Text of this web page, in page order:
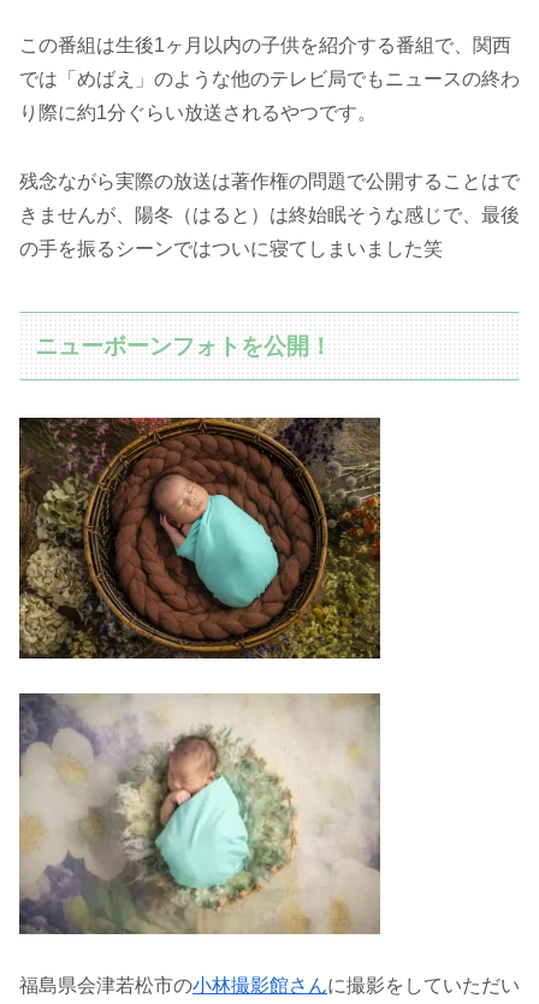
この番組は生後1ヶ月以内の子供を紹介する番組で、関西
では「めばえ」のような他のテレビ局でもニュースの終わ
り際に約1分ぐらい放送されるやつです。
残念ながら実際の放送は著作権の問題で公開することはで
きませんが、陽冬（はると）は終始眠そうな感じで、最後
の手を振るシーンではついに寝てしまいました笑
ニューボーンフォトを公開！
福島県会津若松市の小林撮影館さんに撮影をしていただい